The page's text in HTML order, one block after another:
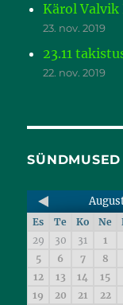
Kärol Valvik
23. nov. 2019
23.11
22. nov. 2019
SÜNDMUSED
Es Te Ko Ne
29
30 31 1
5
6 7 8
12
13 14 15
19
20 21 22